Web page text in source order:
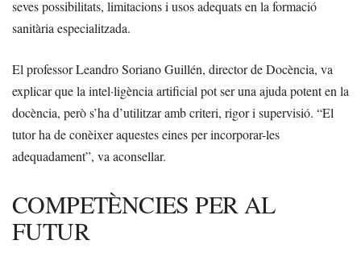
seves possibilitats, limitacions i usos adequats en la formació
sanitària especialitzada.
El professor Leandro Soriano Guillén, director de Docència, va
explicar que la intel·ligència artificial pot ser una ajuda potent en la
docència, però s’ha d’utilitzar amb criteri, rigor i supervisió. “El
tutor ha de conèixer aquestes eines per incorporar-les
adequadament”, va aconsellar.
COMPETÈNCIES PER AL
FUTUR